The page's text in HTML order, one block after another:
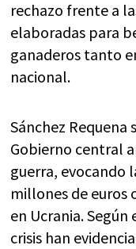
rechazo frente a
elaboradas para
ganaderos tanto
nacional.
Sánchez
Gobierno central
guerra, evocando
millones de
en Ucrania.
crisis han